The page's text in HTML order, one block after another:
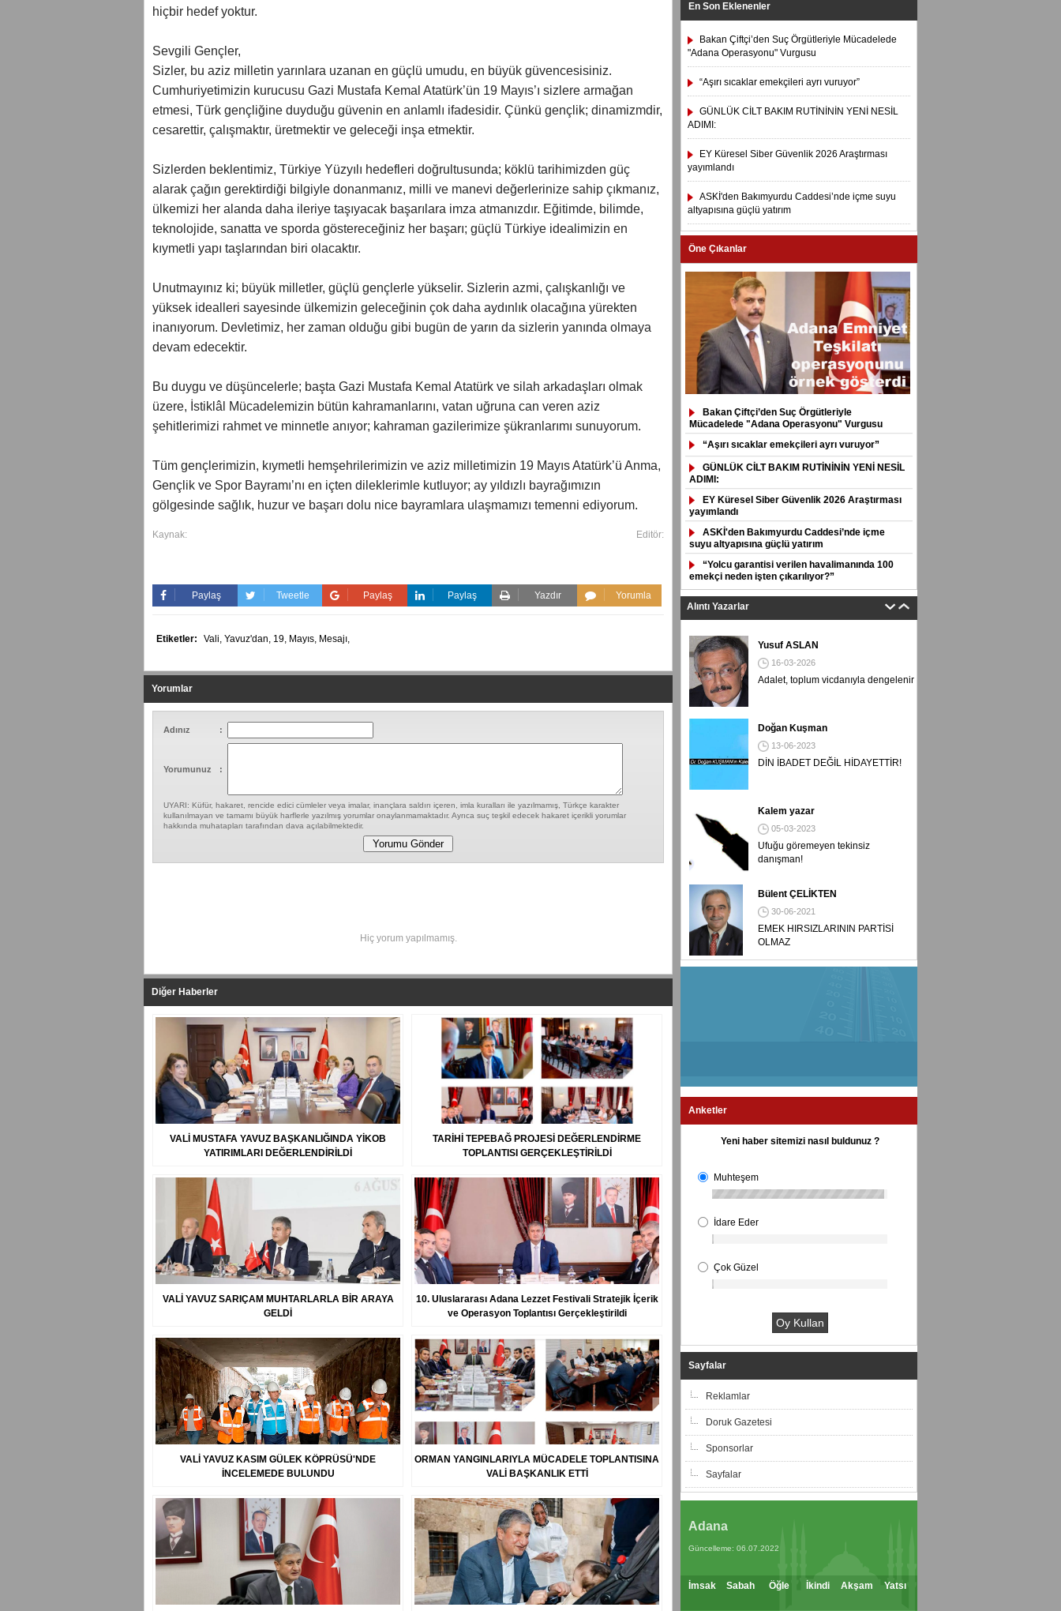
hiçbir hedef yoktur.
Sevgili Gençler,
Sizler, bu aziz milletin yarınlara uzanan en güçlü umudu, en büyük güvencesisiniz.
Cumhuriyetimizin kurucusu Gazi Mustafa Kemal Atatürk’ün 19 Mayıs’ı sizlere armağan
etmesi, Türk gençliğine duyduğu güvenin en anlamlı ifadesidir. Çünkü gençlik; dinamizmdir,
cesarettir, çalışmaktır, üretmektir ve geleceği inşa etmektir.
Sizlerden beklentimiz, Türkiye Yüzyılı hedefleri doğrultusunda; köklü tarihimizden güç
alarak çağın gerektirdiği bilgiyle donanmanız, milli ve manevi değerlerinize sahip çıkmanız,
ülkemizi her alanda daha ileriye taşıyacak başarılara imza atmanızdır. Eğitimde, bilimde,
teknolojide, sanatta ve sporda göstereceğiniz her başarı; güçlü Türkiye idealimizin en
kıymetli yapı taşlarından biri olacaktır.
Unutmayınız ki; büyük milletler, güçlü gençlerle yükselir. Sizlerin azmi, çalışkanlığı ve
yüksek idealleri sayesinde ülkemizin geleceğinin çok daha aydınlık olacağına yürekten
inanıyorum. Devletimiz, her zaman olduğu gibi bugün de yarın da sizlerin yanında olmaya
devam edecektir.
Bu duygu ve düşüncelerle; başta Gazi Mustafa Kemal Atatürk ve silah arkadaşları olmak
üzere, İstiklâl Mücadelemizin bütün kahramanlarını, vatan uğruna can veren aziz
şehitlerimizi rahmet ve minnetle anıyor; kahraman gazilerimize şükranlarımı sunuyorum.
Tüm gençlerimizin, kıymetli hemşehrilerimizin ve aziz milletimizin 19 Mayıs Atatürk’ü Anma,
Gençlik ve Spor Bayramı’nı en içten dileklerimle kutluyor; ay yıldızlı bayrağımızın
gölgesinde sağlık, huzur ve başarı dolu nice bayramlara ulaşmamızı temenni ediyorum.
Kaynak: Editör:
Paylaş Tweetle Paylaş Paylaş Yazdır Yorumla
Etiketler: Vali, Yavuz'dan, 19, Mayıs, Mesajı,
Yorumlar
Adınız :
Yorumunuz :
UYARI: Küfür, hakaret, rencide edici cümleler veya imalar, inançlara saldırı içeren, imla kuralları ile yazılmamış, Türkçe karakter
kullanılmayan ve tamamı büyük harflerle yazılmış yorumlar onaylanmamaktadır. Ayrıca suç teşkil edecek hakaret içerikli yorumlar
hakkında muhatapları tarafından dava açılabilmektedir.
Hiç yorum yapılmamış.
Diğer Haberler
VALİ MUSTAFA YAVUZ BAŞKANLIĞINDA YİKOB
YATIRIMLARI DEĞERLENDİRİLDİ
TARİHİ TEPEBAĞ PROJESİ DEĞERLENDİRME
TOPLANTISI GERÇEKLEŞTİRİLDİ
VALİ YAVUZ SARIÇAM MUHTARLARLA BİR ARAYA
GELDİ
10. Uluslararası Adana Lezzet Festivali Stratejik İçerik
ve Operasyon Toplantısı Gerçekleştirildi
VALİ YAVUZ KASIM GÜLEK KÖPRÜSÜ'NDE
İNCELEMEDE BULUNDU
ORMAN YANGINLARIYLA MÜCADELE TOPLANTISINA
VALİ BAŞKANLIK ETTİ
En Son Eklenenler
Bakan Çiftçi’den Suç Örgütleriyle Mücadelede
"Adana Operasyonu" Vurgusu
“Aşırı sıcaklar emekçileri ayrı vuruyor”
GÜNLÜK CİLT BAKIM RUTİNİNİN YENİ NESİL
ADIMI:
EY Küresel Siber Güvenlik 2026 Araştırması
yayımlandı
ASKİ'den Bakımyurdu Caddesi’nde içme suyu
altyapısına güçlü yatırım
Öne Çıkanlar
Bakan Çiftçi’den Suç Örgütleriyle
Mücadelede "Adana Operasyonu" Vurgusu
“Aşırı sıcaklar emekçileri ayrı vuruyor”
GÜNLÜK CİLT BAKIM RUTİNİNİN YENİ NESİL
ADIMI:
EY Küresel Siber Güvenlik 2026 Araştırması
yayımlandı
ASKİ'den Bakımyurdu Caddesi’nde içme
suyu altyapısına güçlü yatırım
“Yolcu garantisi verilen havalimanında 100
emekçi neden işten çıkarılıyor?”
Alıntı Yazarlar
Yusuf ASLAN
16-03-2026
Adalet, toplum vicdanıyla dengelenir
Doğan Kuşman
13-06-2023
DİN İBADET DEĞİL HİDAYETTİR!
Kalem yazar
05-03-2023
Ufuğu göremeyen tekinsiz
danışman!
Bülent ÇELİKTEN
30-06-2021
EMEK HIRSIZLARININ PARTİSİ
OLMAZ
Anketler
Yeni haber sitemizi nasıl buldunuz ?
Muhteşem
İdare Eder
Çok Güzel
Sayfalar
Reklamlar
Doruk Gazetesi
Sponsorlar
Sayfalar
Adana
Güncelleme: 06.07.2022
İmsak Sabah Öğle İkindi Akşam Yatsı